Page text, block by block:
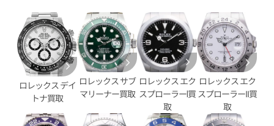
イトジャスト YG/SS ゴール
ロレックス デイトジャスト
ロレックス デイ
トナ買取
ロレックス サブ
マリーナー買取
ロレックス エク
スプローラーⅠ買
取
ロレックス エク
スプローラーII買
取